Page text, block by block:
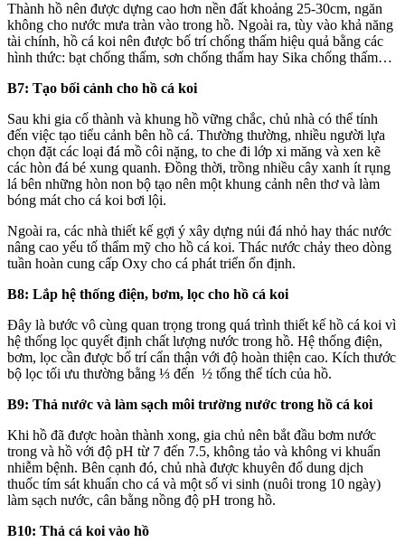
Thành hồ nên được dựng cao hơn nền đất khoảng 25-30cm, ngăn
không cho nước mưa tràn vào trong hồ. Ngoài ra, tùy vào khả năng
tài chính, hồ cá koi nên được bố trí chống thấm hiệu quả bằng các
hình thức: bạt chống thấm, sơn chống thấm hay Sika chống thấm…
B7: Tạo bối cảnh cho hồ cá koi
Sau khi gia cố thành và khung hồ vững chắc, chủ nhà có thể tính
đến việc tạo tiểu cảnh bên hồ cá. Thường thường, nhiều người lựa
chọn đặt các loại đá mồ côi nặng, to che đi lớp xi măng và xen kẽ
các hòn đá bé xung quanh. Đồng thời, trồng nhiều cây xanh ít rụng
lá bên những hòn non bộ tạo nên một khung cảnh nên thơ và làm
bóng mát cho cá koi bơi lội.
Ngoài ra, các nhà thiết kế gợi ý xây dựng núi đá nhỏ hay thác nước
nâng cao yếu tố thẩm mỹ cho hồ cá koi. Thác nước chảy theo dòng
tuần hoàn cung cấp Oxy cho cá phát triển ổn định.
B8: Lắp hệ thống điện, bơm, lọc cho hồ cá koi
Đây là bước vô cùng quan trọng trong quá trình thiết kế hồ cá koi vì
hệ thống lọc quyết định chất lượng nước trong hồ. Hệ thống điện,
bơm, lọc cần được bố trí cẩn thận với độ hoàn thiện cao. Kích thước
bộ lọc tối ưu thường bằng ⅓ đến ½ tổng thể tích của hồ.
B9: Thả nước và làm sạch môi trường nước trong hồ cá koi
Khi hồ đã được hoàn thành xong, gia chủ nên bắt đầu bơm nước
trong và hồ với độ pH từ 7 đến 7.5, không tảo và không vi khuẩn
nhiễm bệnh. Bên cạnh đó, chủ nhà được khuyên đổ dung dịch
thuốc tím sát khuẩn cho cá và một số vi sinh (nuôi trong 10 ngày)
làm sạch nước, cân bằng nồng độ pH trong hồ.
B10: Thả cá koi vào hồ